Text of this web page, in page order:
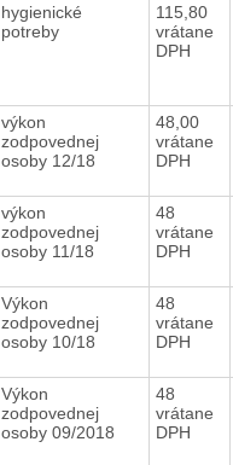
hygienické
potreby
115,80
vrátane
DPH
výkon
zodpovednej
osoby 12/18
48,00
vrátane
DPH
výkon
zodpovednej
osoby 11/18
48
vrátane
DPH
Výkon
zodpovednej
osoby 10/18
48
vrátane
DPH
Výkon
zodpovednej
osoby 09/2018
48
vrátane
DPH